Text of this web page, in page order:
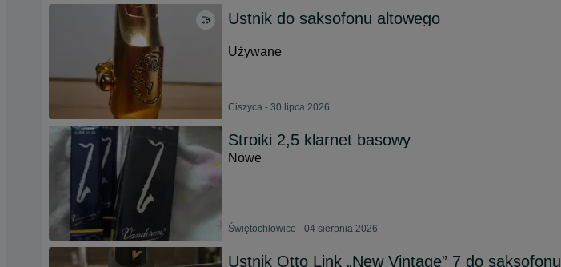
Ustnik do saksofonu altowego
Używane
Ciszyca - 30 lipca 2026
Stroiki 2,5 klarnet basowy
Nowe
Świętochłowice - 04 sierpnia 2026
Ustnik Otto Link „New Vintage” 7 do saksofonu